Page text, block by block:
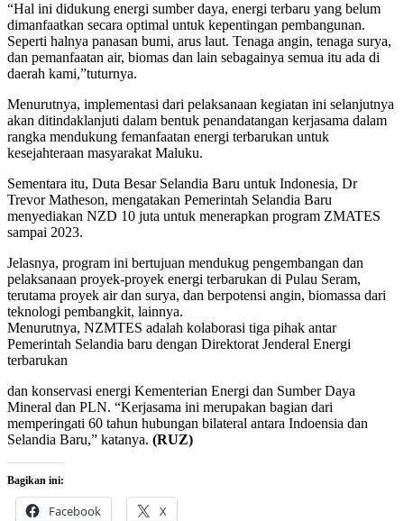
“Hal ini didukung energi sumber daya, energi terbaru yang belum
dimanfaatkan secara optimal untuk kepentingan pembangunan.
Seperti halnya panasan bumi, arus laut. Tenaga angin, tenaga surya,
dan pemanfaatan air, biomas dan lain sebagainya semua itu ada di
daerah kami,”tuturnya.
Menurutnya, implementasi dari pelaksanaan kegiatan ini selanjutnya
akan ditindaklanjuti dalam bentuk penandatangan kerjasama dalam
rangka mendukung femanfaatan energi terbarukan untuk
kesejahteraan masyarakat Maluku.
Sementara itu, Duta Besar Selandia Baru untuk Indonesia, Dr
Trevor Matheson, mengatakan Pemerintah Selandia Baru
menyediakan NZD 10 juta untuk menerapkan program ZMATES
sampai 2023.
Jelasnya, program ini bertujuan mendukug pengembangan dan
pelaksanaan proyek-proyek energi terbarukan di Pulau Seram,
terutama proyek air dan surya, dan berpotensi angin, biomassa dari
teknologi pembangkit, lainnya.
Menurutnya, NZMTES adalah kolaborasi tiga pihak antar
Pemerintah Selandia baru dengan Direktorat Jenderal Energi
terbarukan
dan konservasi energi Kementerian Energi dan Sumber Daya
Mineral dan PLN. “Kerjasama ini merupakan bagian dari
memperingati 60 tahun hubungan bilateral antara Indoensia dan
Selandia Baru,” katanya. (RUZ)
Bagikan ini:
Facebook X